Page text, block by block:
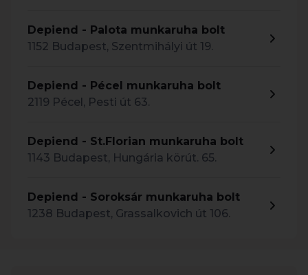
Depiend - Palota munkaruha bolt
1152 Budapest, Szentmihályi út 19.
Depiend - Pécel munkaruha bolt
2119 Pécel, Pesti út 63.
Depiend - St.Florian munkaruha bolt
1143 Budapest, Hungária körút. 65.
Depiend - Soroksár munkaruha bolt
1238 Budapest, Grassalkovich út 106.